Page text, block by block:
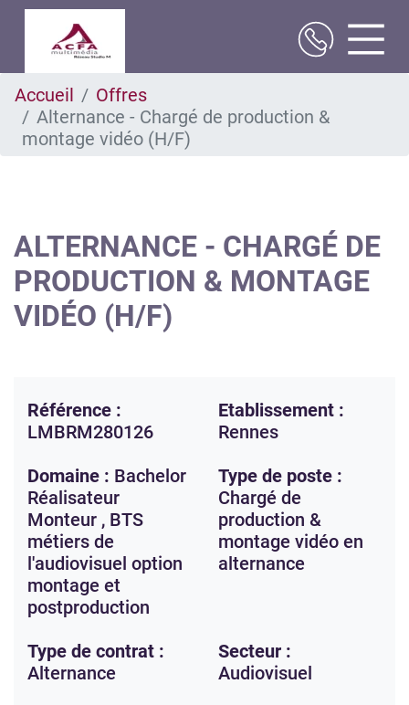
au
contenu
principal
Accueil
Offres
Alternance - Chargé de production &
montage vidéo (H/F)
ALTERNANCE - CHARGÉ DE
PRODUCTION & MONTAGE
VIDÉO (H/F)
Référence :
LMBRM280126
Etablissement :
Rennes
Domaine : Bachelor
Réalisateur
Monteur , BTS
métiers de
l'audiovisuel option
montage et
postproduction
Type de poste :
Chargé de
production &
montage vidéo en
alternance
Type de contrat :
Alternance
Secteur :
Audiovisuel